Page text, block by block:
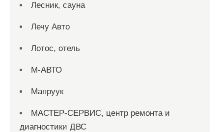
Лесник, сауна
Лечу Авто
Лотос, отель
М-АВТО
Мапруук
МАСТЕР-СЕРВИС, центр ремонта и
диагностики ДВС